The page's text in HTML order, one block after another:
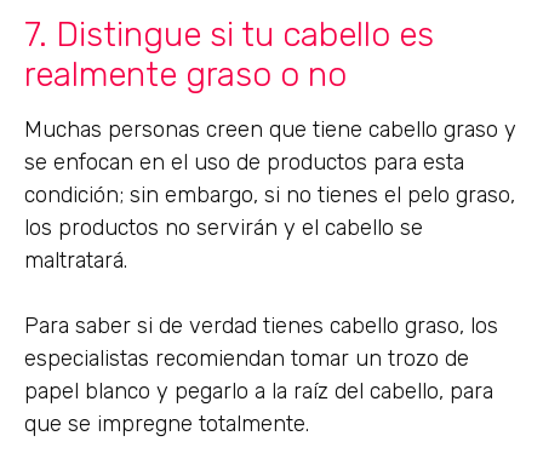
7. Distingue si tu cabello es
realmente graso o no
Muchas personas creen que tiene cabello graso y
se enfocan en el uso de productos para esta
condición; sin embargo, si no tienes el pelo graso,
los productos no servirán y el cabello se
maltratará.
Para saber si de verdad tienes cabello graso, los
especialistas recomiendan tomar un trozo de
papel blanco y pegarlo a la raíz del cabello, para
que se impregne totalmente.